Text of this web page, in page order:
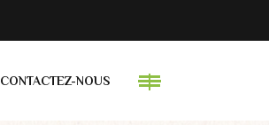
CONTACTEZ-NOUS